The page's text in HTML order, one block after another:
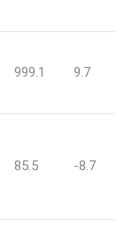
999.1 9.7
85.5 -8.7